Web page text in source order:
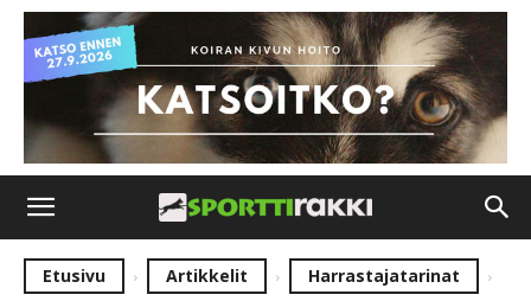
Etusivu Artikkelit Harrastajatarinat